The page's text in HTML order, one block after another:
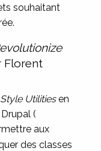
souhaitant
Florent
Style Utilitiesen
(
aux
des classes